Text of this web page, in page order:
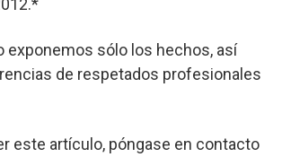
exponemos sólo los hechos, así
de respetados profesionales
este artículo, póngase en contacto